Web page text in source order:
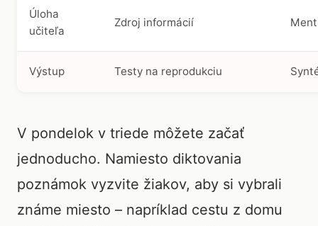
Úloha
učiteľa
Zdroj informácií
Výstup Testy na reprodukciu
V pondelok v triede môžete začať
jednoducho. Namiesto diktovania
poznámok vyzvite žiakov, aby si vybrali
známe miesto – napríklad cestu z domu